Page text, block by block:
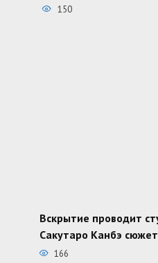
150
Вскрытие проводит
Сакутаро Канбэ
166